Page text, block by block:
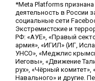
*Meta Platforms
деятельность в России
социальные сети
Экстремистские и
РФ: «АУЕ», «Правый
армия», «ИГИЛ» (ИГ,
УНСО», «Меджлис
Иеговы», «Движение
рух», «Чёрный
Навального» и другие.